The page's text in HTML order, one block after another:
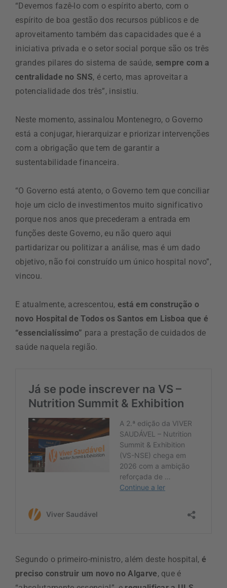
“Devemos fazê-lo com o espírito aberto, com o
espírito de boa gestão dos recursos públicos e de
aproveitamento também das capacidades que é a
iniciativa privada e o setor social porque são os três
grandes pilares do sistema de saúde, sempre com a
centralidade no SNS, é certo, mas aproveitar a
potencialidade dos três”, insistiu.
Neste momento, assinalou Montenegro, o Governo
está a conjugar, hierarquizar e priorizar intervenções
com a obrigação que tem de garantir a
sustentabilidade financeira.
“O Governo está atento, o Governo tem que conciliar
hoje um ciclo de investimentos muito significativo
porque nos anos que precederam a entrada em
funções deste Governo, eu não quero aqui
partidarizar ou politizar a análise, mas é um dado
objetivo, não foi construído um único hospital novo”,
vincou.
E atualmente, acrescentou, está em construção o
novo Hospital de Todos os Santos em Lisboa que é
“essencialíssimo” para a prestação de cuidados de
saúde naquela região.
Segundo o primeiro-ministro, além deste hospital, é
preciso construir um novo no Algarve, que é